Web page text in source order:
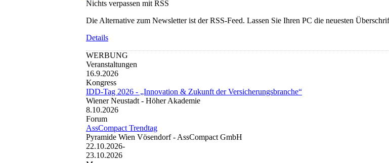
Nichts verpassen mit RSS
Die Alternative zum Newsletter ist der RSS-Feed. Lassen Sie Ihren PC die neuesten
Details
WERBUNG
Veranstaltungen
16.9.2026
Kongress
IDD-Tag 2026 - „Innovation & Zukunft der Versicherungsbranche“
Wiener Neustadt - Höher Akademie
8.10.2026
Forum
AssCompact Trendtag
Pyramide Wien Vösendorf - AssCompact GmbH
22.10.2026-
23.10.2026